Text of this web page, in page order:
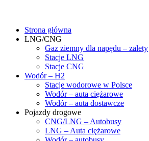
content
(wodór). Opisy pojazdów, tankowanie gazu
rynek paliw gazowych, analizy.
Strona główna
LNG/CNG
Gaz ziemny dla napędu – zalety
Stacje LNG
Stacje CNG
Wodór – H2
Stacje wodorowe w Polsce
Wodór – auta ciężarowe
Wodór – auta dostawcze
Pojazdy drogowe
CNG/LNG – Autobusy
LNG – Auta ciężarowe